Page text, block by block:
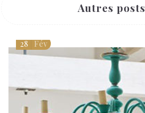
Autres posts
28 Fév